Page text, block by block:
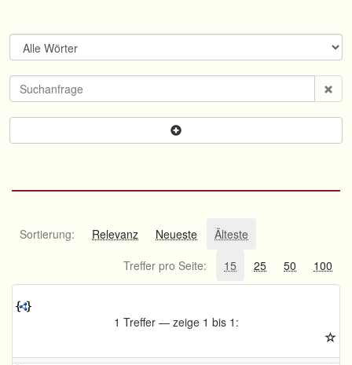
Sortierung: Relevanz Neueste
Älteste
Treffer pro Seite:
15 25 50 100
1 Treffer — zeige 1 bis 1: